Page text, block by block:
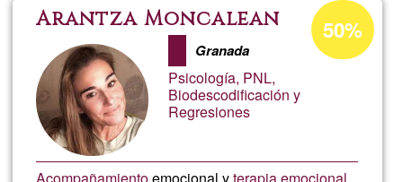
Arantza Moncalean
Granada
Psicología, PNL,
Biodescodificación y
Regresiones
Porcentaje
de
aceptación
50%